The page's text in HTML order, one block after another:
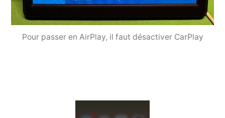
Pour passer en AirPlay, il faut désactiver CarPlay